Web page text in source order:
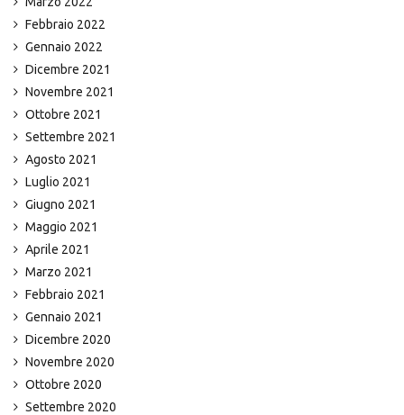
Febbraio 2022
Gennaio 2022
Dicembre 2021
Novembre 2021
Ottobre 2021
Settembre 2021
Agosto 2021
Luglio 2021
Giugno 2021
Maggio 2021
Aprile 2021
Marzo 2021
Febbraio 2021
Gennaio 2021
Dicembre 2020
Novembre 2020
Ottobre 2020
Settembre 2020